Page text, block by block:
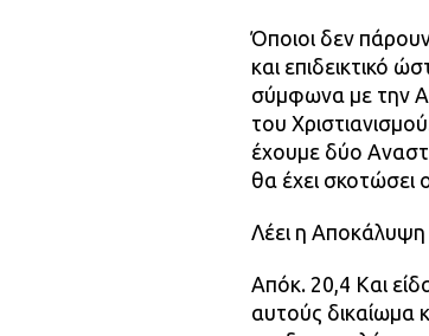
Όποιοι δεν
και επιδεικτικό
σύμφωνα με την
του
έχουμε δύο
θα έχει σκοτώσει
Λέει η Αποκάλυψη
Απόκ. 20,4 Και
αυτούς δικαίωμα